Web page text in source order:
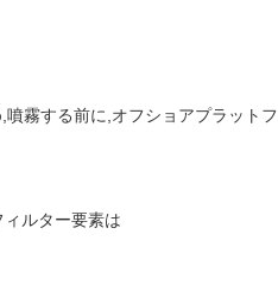
霧する前に,オフショアプラットフ
ィルター要素は